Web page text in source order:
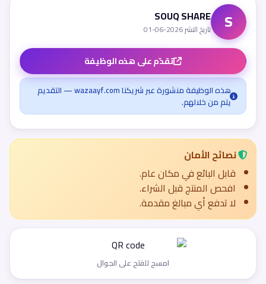
S
SOUQ SHARE
تاريخ النشر 2026-06-01
تقدّم على هذه الوظيفة
هذه الوظيفة منشورة عبر شريكنا wazaayf.com — التقديم
يتم من خلالهم.
نصائح الأمان
قابل البائع في مكان عام.
افحص المنتج قبل الشراء.
لا تدفع أي مبالغ مقدمة.
امسح للفتح على الجوال